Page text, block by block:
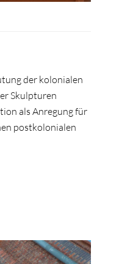
der kolonialen
Skulpturen
als Anregung für
postkolonialen